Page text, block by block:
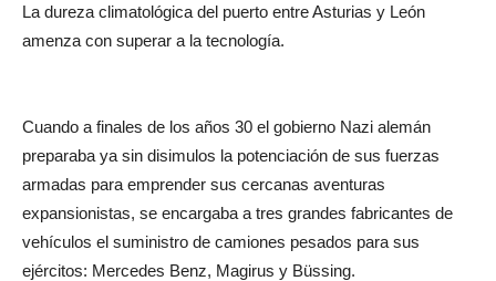
La dureza climatológica del puerto entre Asturias y León
amenza con superar a la tecnología.
Cuando a finales de los años 30 el gobierno Nazi alemán
preparaba ya sin disimulos la potenciación de sus fuerzas
armadas para emprender sus cercanas aventuras
expansionistas, se encargaba a tres grandes fabricantes de
vehículos el suministro de camiones pesados para sus
ejércitos: Mercedes Benz, Magirus y Büssing.